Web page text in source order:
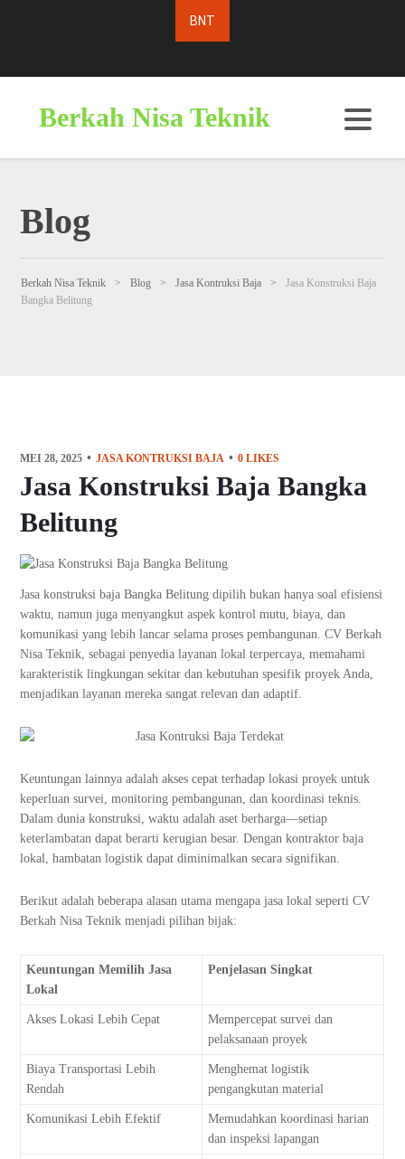
Berkah Nisa Teknik
Blog
Berkah Nisa Teknik > Blog > Jasa Kontruksi Baja >
Jasa Konstruksi Baja
Bangka Belitung
MEI 28, 2025 JASA KONTRUKSI BAJA 0 LIKES
Jasa Konstruksi Baja Bangka
Belitung
Jasa konstruksi baja Bangka Belitung dipilih bukan hanya soal efisiensi
waktu, namun juga menyangkut aspek kontrol mutu, biaya, dan
komunikasi yang lebih lancar selama proses pembangunan. CV Berkah
Nisa Teknik, sebagai penyedia layanan lokal terpercaya, memahami
karakteristik lingkungan sekitar dan kebutuhan spesifik proyek Anda,
menjadikan layanan mereka sangat relevan dan adaptif.
Keuntungan lainnya adalah akses cepat terhadap lokasi proyek untuk
keperluan survei, monitoring pembangunan, dan koordinasi teknis.
Dalam dunia konstruksi, waktu adalah aset berharga—setiap
keterlambatan dapat berarti kerugian besar. Dengan kontraktor baja
lokal, hambatan logistik dapat diminimalkan secara signifikan.
Berikut adalah beberapa alasan utama mengapa jasa lokal seperti CV
Berkah Nisa Teknik menjadi pilihan bijak:
Keuntungan Memilih Jasa
Lokal
Penjelasan Singkat
Akses Lokasi Lebih Cepat
Mempercepat survei dan
pelaksanaan proyek
Biaya Transportasi Lebih
Rendah
Menghemat logistik
pengangkutan material
Komunikasi Lebih Efektif
Memudahkan koordinasi harian
dan inspeksi lapangan